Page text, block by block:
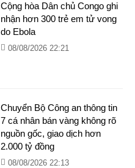
Cộng hòa Dân chủ Congo ghi
nhận hơn 300 trẻ em tử vong
do Ebola
08/08/2026 22:21
Chuyển Bộ Công an thông tin
7 cá nhân bán vàng không rõ
nguồn gốc, giao dịch hơn
2.000 tỷ đồng
08/08/2026 22:13